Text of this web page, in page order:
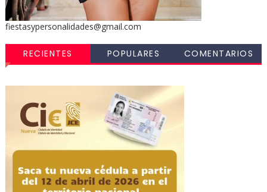
fiestasypersonalidades@gmail.com
RECIENTES POPULARES COMENTARIOS